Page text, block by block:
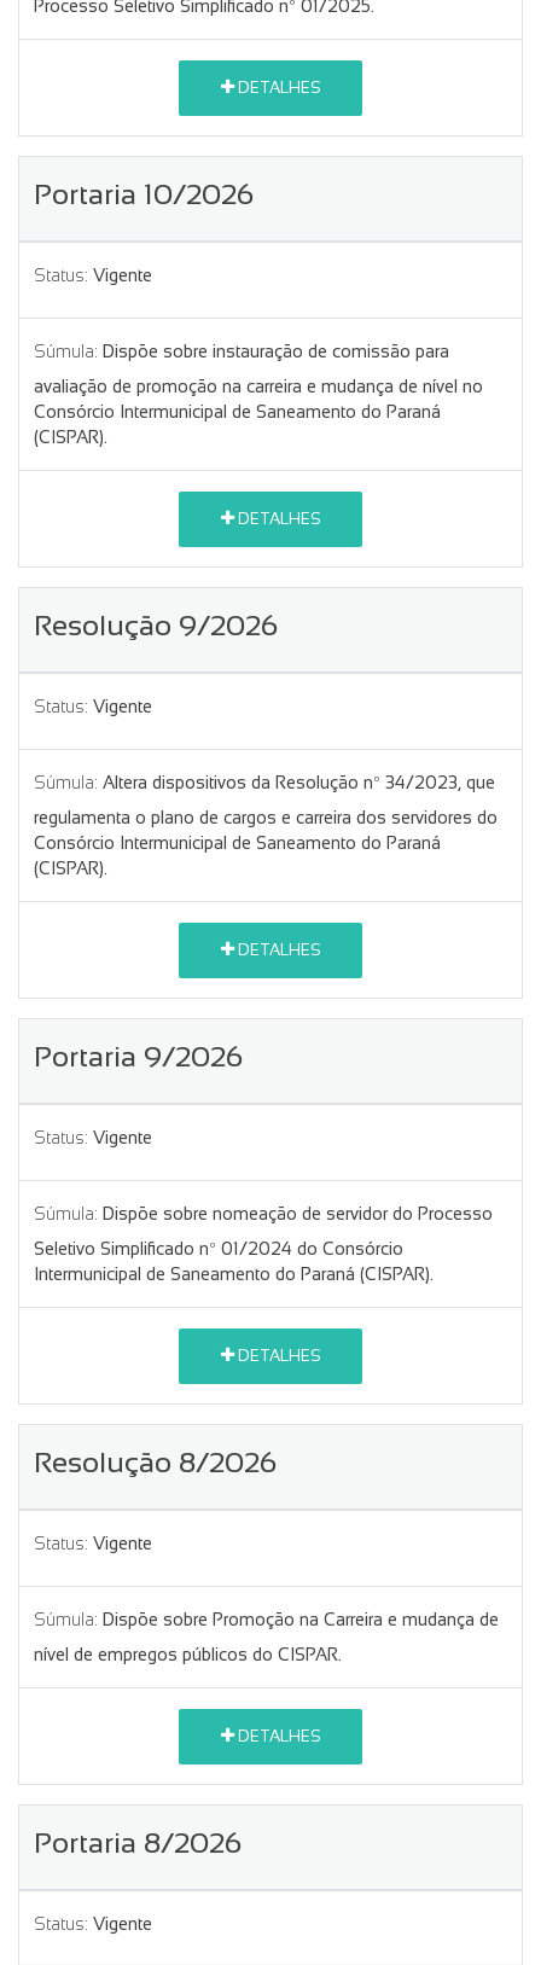
Processo Seletivo Simplificado nº 01/2025.
DETALHES
Portaria 10/2026
Status: Vigente
Súmula: Dispõe sobre instauração de comissão para
avaliação de promoção na carreira e mudança de nível no
Consórcio Intermunicipal de Saneamento do Paraná
(CISPAR).
DETALHES
Resolução 9/2026
Status: Vigente
Súmula: Altera dispositivos da Resolução nº 34/2023, que
regulamenta o plano de cargos e carreira dos servidores do
Consórcio Intermunicipal de Saneamento do Paraná
(CISPAR).
DETALHES
Portaria 9/2026
Status: Vigente
Súmula: Dispõe sobre nomeação de servidor do Processo
Seletivo Simplificado nº 01/2024 do Consórcio
Intermunicipal de Saneamento do Paraná (CISPAR).
DETALHES
Resolução 8/2026
Status: Vigente
Súmula: Dispõe sobre Promoção na Carreira e mudança de
nível de empregos públicos do CISPAR.
DETALHES
Portaria 8/2026
Status: Vigente